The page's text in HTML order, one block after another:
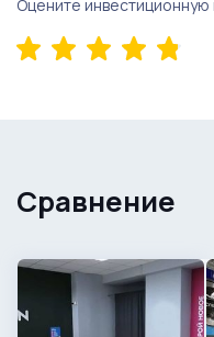
Оцените
Сравнение